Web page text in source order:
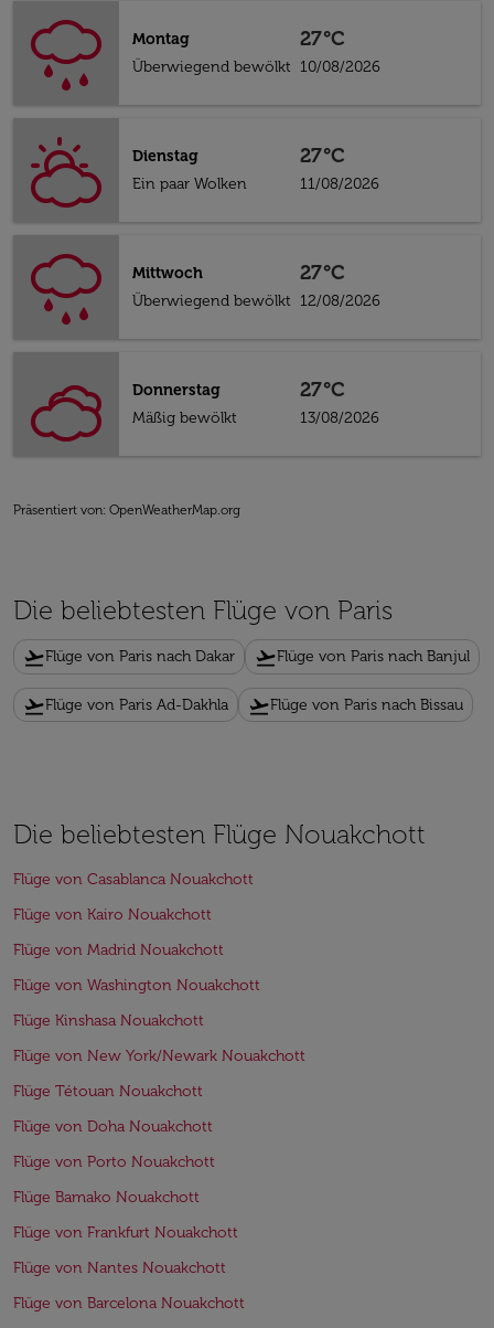
Montag
Überwiegend bewölkt
27°C
10/08/2026
Dienstag
Ein paar Wolken
27°C
11/08/2026
Mittwoch
Überwiegend bewölkt
27°C
12/08/2026
Donnerstag
Mäßig bewölkt
27°C
13/08/2026
Präsentiert von: OpenWeatherMap.org
Die beliebtesten Flüge von Paris
flight_takeoffFlüge von Paris nach Dakar flight_takeoffFlüge von Paris nach Banjul
flight_takeoffFlüge von Paris Ad-Dakhla flight_takeoffFlüge von Paris nach Bissau
Die beliebtesten Flüge Nouakchott
Flüge von Casablanca Nouakchott
Flüge von Kairo Nouakchott
Flüge von Madrid Nouakchott
Flüge von Washington Nouakchott
Flüge Kinshasa Nouakchott
Flüge von New York/Newark Nouakchott
Flüge Tétouan Nouakchott
Flüge von Doha Nouakchott
Flüge von Porto Nouakchott
Flüge Bamako Nouakchott
Flüge von Frankfurt Nouakchott
Flüge von Nantes Nouakchott
Flüge von Barcelona Nouakchott